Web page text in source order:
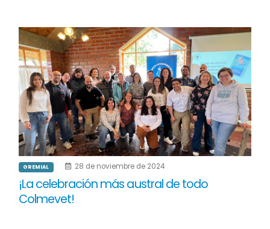
GREMIAL 28 de noviembre de 2024
¡La celebración más austral de todo
Colmevet!